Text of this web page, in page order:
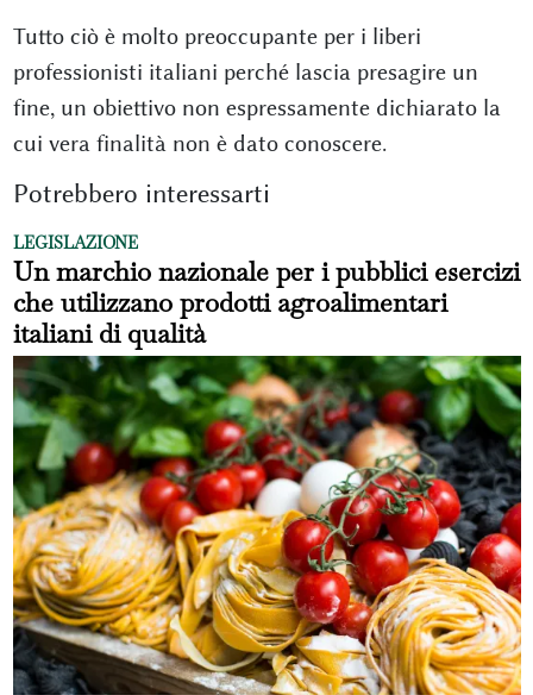
Tutto ciò è molto preoccupante per i liberi
professionisti italiani perché lascia presagire un
fine, un obiettivo non espressamente dichiarato la
cui vera finalità non è dato conoscere.
Potrebbero interessarti
LEGISLAZIONE
Un marchio nazionale per i pubblici esercizi
che utilizzano prodotti agroalimentari
italiani di qualità